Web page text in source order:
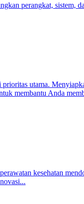
perangkat, sistem,
utama.
membantu Anda
kesehatan